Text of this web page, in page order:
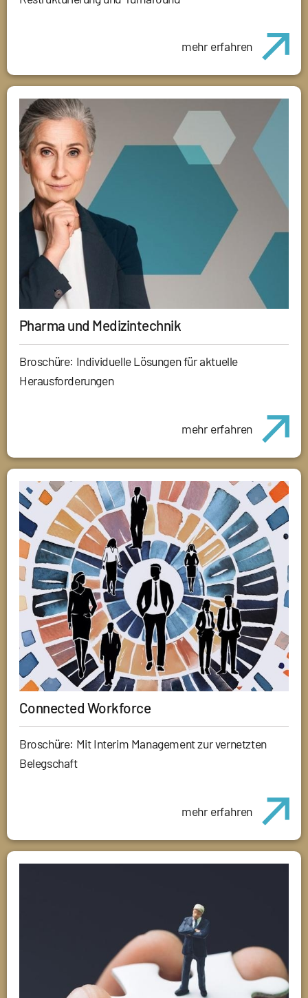
mehr erfahren
Pharma und Medizintechnik
Broschüre: Individuelle Lösungen für aktuelle
Herausforderungen
mehr erfahren
Connected Workforce
Broschüre: Mit Interim Management zur vernetzten
Belegschaft
mehr erfahren